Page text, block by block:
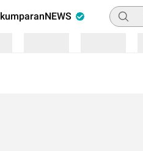
kumparanNEWS